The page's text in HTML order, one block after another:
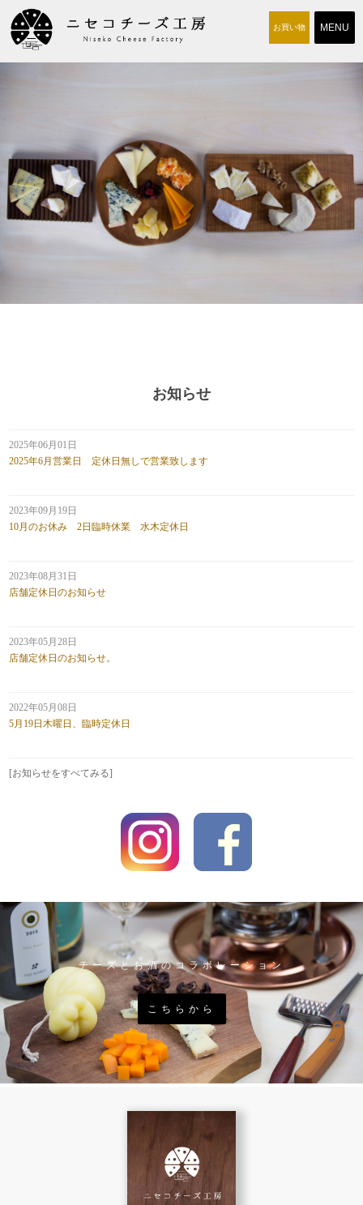
お買い物
交通アクセス
求人情報
お問い合わせ
お知らせ
2025年06月01日
2025年6月営業日 定休日無しで営業致します
2023年09月19日
10月のお休み 2日臨時休業 水木定休日
2023年08月31日
店舗定休日のお知らせ
2023年05月28日
店舗定休日のお知らせ。
2022年05月08日
5月19日木曜日、臨時定休日
[お知らせをすべてみる]
チーズとお酒のコラボレーション
こちらから